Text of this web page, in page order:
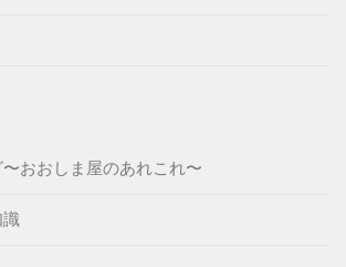
おおしま屋のあれこれ〜
識